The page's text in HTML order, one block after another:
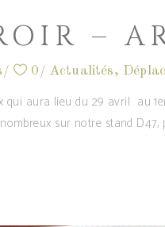
–
0 Actualités,
aura lieu du 29 avril au
sur notre stand D47,